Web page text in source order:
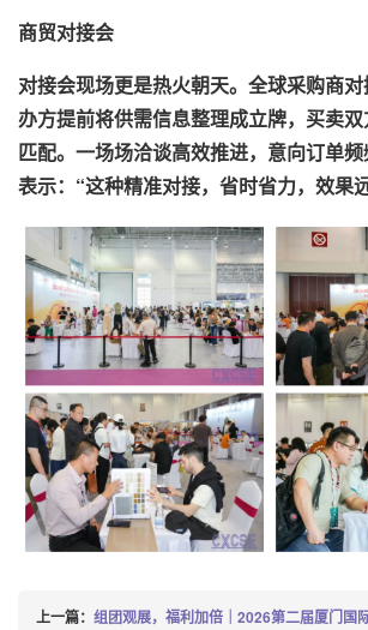
商贸对接会
对接会现场更是热火朝天。全球采购商
办方提前将供需信息整理成立牌，买卖
匹配。一场场洽谈高效推进，意向订单
表示：“这种精准对接，省时省力，效果
上一篇： 组团观展，福利加倍｜2026第二届厦门国际纺织服装供应